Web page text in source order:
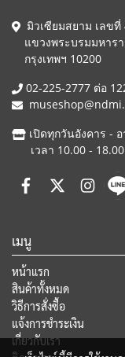
มิวเซียมสยาม เลข
แขวงพระบรมมหาร
กรุงเทพฯ 10200
02-225-2777 ต่อ
เปิดทุกวันอังคาร - อ
เวลา 10.00 - 18.00
เมนู
หน้าแรก
สินค้าทั้งหมด
วิธีการสั่งซื้อ
แจ้งการชำระเงิน
เกี่ยวกับเรา